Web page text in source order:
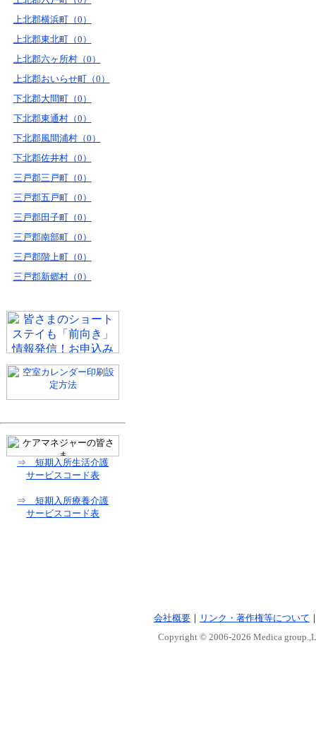
上北郡横浜町（0）
上北郡東北町（0）
上北郡六ヶ所村（0）
上北郡おいらせ町（0）
下北郡大間町（0）
下北郡東通村（0）
下北郡風間浦村（0）
下北郡佐井村（0）
三戸郡三戸町（0）
三戸郡五戸町（0）
三戸郡田子町（0）
三戸郡南部町（0）
三戸郡階上町（0）
三戸郡新郷村（0）
⇒ 短期入所生活介護
サービスコード表
⇒ 短期入所療養介護
サービスコード表
会社概要 ｜ リンク・著作権等について
Copyright © 2006-2026 Medica